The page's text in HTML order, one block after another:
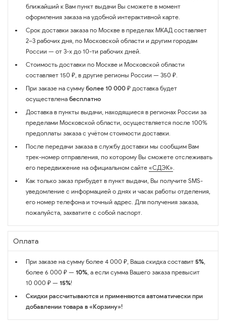
ближайший к Вам пункт выдачи Вы сможете в момент
оформления заказа на удобной интерактивной карте.
Срок доставки заказа по Москве в пределах МКАД составляет
2–3 рабочих дня, по Московской области и другим городам
России — от 3-х до 10-ти рабочих дней.
Стоимость доставки по Москве и Московской области
составляет 150 ₽, в другие регионы России — 350 ₽.
При заказе на сумму более 10 000 ₽ доставка будет
осуществлена бесплатно
Доставка в пункты выдачи, находящиеся в регионах России за
пределами Московской области, осуществляется после 100%
предоплаты заказа с учётом стоимости доставки.
После передачи заказа в службу доставки мы сообщим Вам
трек-номер отправления, по которому Вы сможете отслеживать
его передвижение на официальном сайте «СДЭК».
Как только заказ прибудет в пункт выдачи, Вы получите SMS-
уведомление с информацией о днях и часах работы отделения,
его номер телефона и точный адрес. Для получения заказа,
пожалуйста, захватите с собой паспорт.
Оплата
При заказе на сумму более 4 000 ₽, Ваша скидка составит 5%,
более 6 000 ₽ — 10%, а если сумма Вашего заказа превысит
10 000 ₽ — 15%!
Скидки рассчитываются и применяются автоматически при
добавлении товара в «Корзину»!